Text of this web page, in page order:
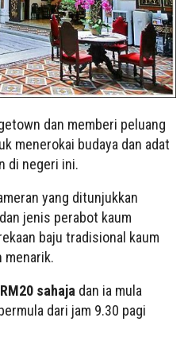
dan memberi peluang
menerokai budaya dan adat
di negeri ini.
yang ditunjukkan
jenis perabot kaum
baju tradisional kaum
menarik.
RM20 sahaja dan ia mula
dari jam 9.30 pagi